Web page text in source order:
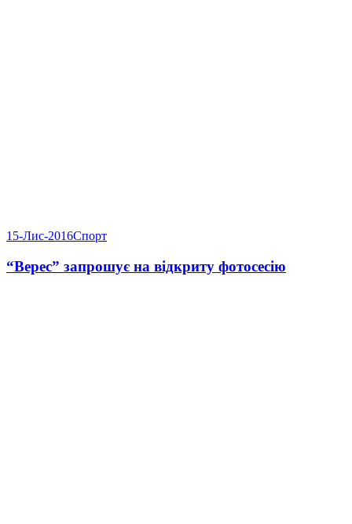
15-Лис-2016Спорт
“Верес” запрошує на відкриту фотосесію